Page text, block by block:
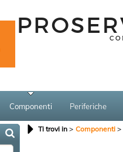
Componenti Periferiche
Ti trovi in Componenti